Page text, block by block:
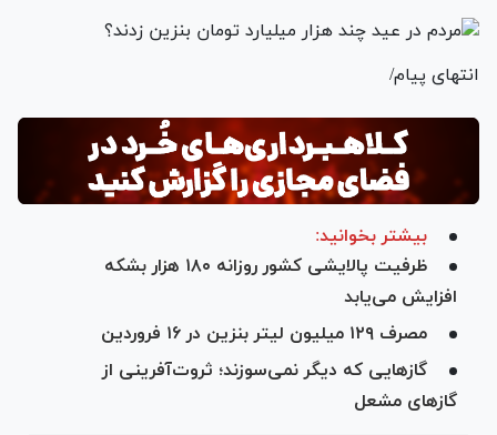
انتهای پیام/
بیشتر بخوانید:
ظرفیت پالایشی کشور روزانه ۱۸۰ هزار بشکه
افزایش می‌یابد
مصرف ۱۲۹ میلیون لیتر بنزین در ۱۶ فروردین
گاز‌هایی که دیگر نمی‌سوزند؛ ثروت‌آفرینی از
گاز‌های مشعل